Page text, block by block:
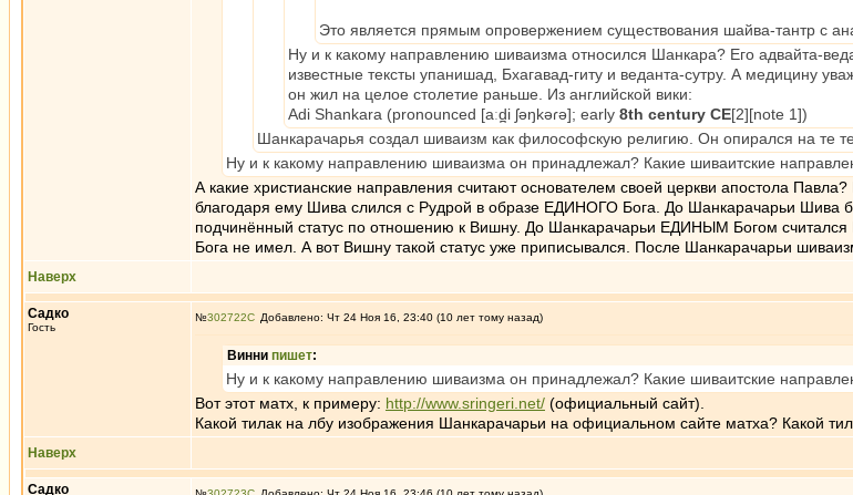
Это является прямым опровержением существования шайва-тантр с
Ну и к какому направлению шиваизма относился Шанкара? Его адвайта-
известные тексты упанишад, Бхагавад-гиту и веданта-сутру. А медицину
он жил на целое столетие раньше. Из английской вики:
Adi Shankara (pronounced [aːd̪i ʃəŋkəɾə]; early 8th century CE[2][note 1])
Шанкарачарья создал шиваизм как философскую религию. Он опирался на те
Ну и к какому направлению шиваизма он принадлежал? Какие шиваитские
А какие христианские направления считают основателем своей церкви апостола
благодаря ему Шива слился с Рудрой в образе ЕДИНОГО Бога. До Шанкарачарьи Шива
подчинённый статус по отношению к Вишну. До Шанкарачарьи ЕДИНЫМ Богом
Бога не имел. А вот Вишну такой статус уже приписывался. После Шанкарачарьи
Наверх
Садко
Гость
№302722 Добавлено: Чт 24 Ноя 16, 23:40 (10 лет тому назад)
Винни пишет:
Ну и к какому направлению шиваизма он принадлежал? Какие шиваитские
Вот этот матх, к примеру: http://www.sringeri.net/ (официальный сайт).
Какой тилак на лбу изображения Шанкарачарьи на официальном сайте матха? Какой
Наверх
Садко